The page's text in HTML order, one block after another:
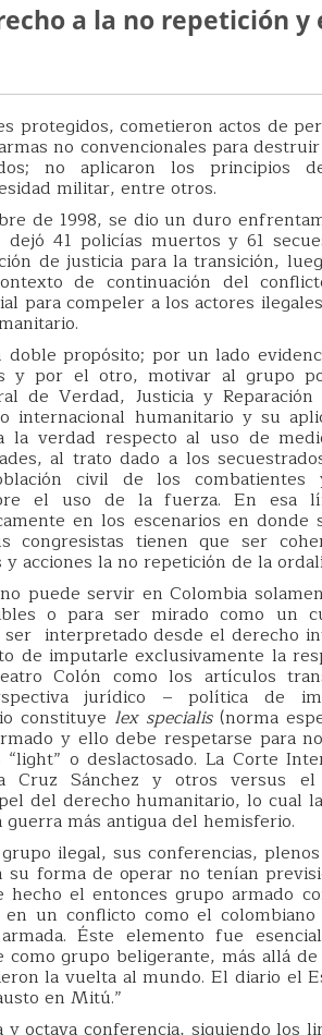
a la no repetición y
protegidos, cometieron actos de
no convencionales para
no aplicaron los principios
militar, entre otros.
de 1998, se dio un duro
41 policías muertos y 61
de justicia para la transición,
de continuación del
para compeler a los actores
propósito; por un lado
y por el otro, motivar al grupo
de Verdad, Justicia y
humanitario y su
la verdad respecto al uso de
al trato dado a los
civil de los combatientes
el uso de la fuerza. En esa
en los escenarios en donde
congresistas tienen que ser
acciones la no repetición de la
puede servir en Colombia
o para ser mirado como un
ser interpretado desde el derecho
de imputarle exclusivamente la
Colón como los artículos
jurídico – política de
constituye lex specialis(norma
y ello debe respetarse para
o deslactosado. La Corte
Cruz Sánchez y otros versus
del derecho humanitario, lo cual
más antigua del hemisferio.
ilegal, sus conferencias,
forma de operar no tenían
el entonces grupo armado
un conflicto como el
Éste elemento fue
grupo beligerante, más allá
la vuelta al mundo. El diario el
en Mitú.”